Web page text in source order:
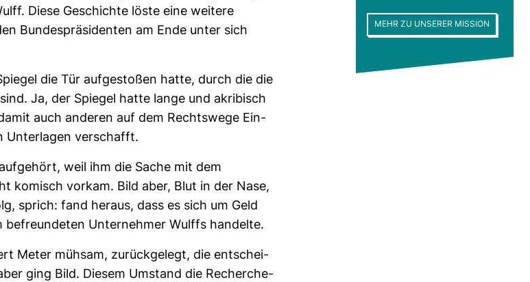
Diese Geschichte löste eine wei­tere
Bun­des­prä­si­denten am Ende unter sich
die Tür auf­ge­stoßen hatte, durch die die
Ja, der Spiegel hatte lange und akri­bisch
auch anderen auf dem Rechts­wege Ein­
Unter­lagen ver­schafft.
weil ihm die Sache mit dem
komisch vorkam. Bild aber, Blut in der Nase,
sprich: fand heraus, dass es sich um Geld
befreun­deten Unter­nehmer Wulffs han­delte.
Meter mühsam, zurück­ge­legt, die ent­schei­
ging Bild. Diesem Umstand die Recher­che­
MEHR ZU UNSERER MISSION